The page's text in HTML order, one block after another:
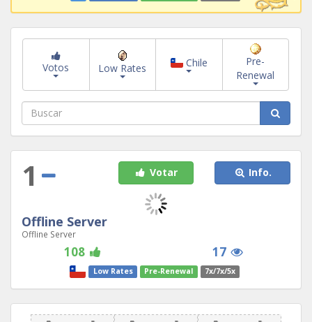
Votos Low Rates Chile
Pre-
Renewal
1 Votar Info.
Offline Server
Offline Server
108 17
Low Rates Pre-Renewal 7x/7x/5x